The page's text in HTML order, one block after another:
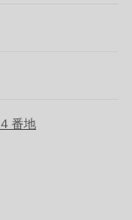
番地